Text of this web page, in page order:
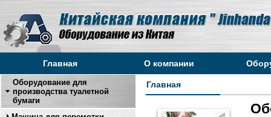
Главная О компании
Главная
Оборудование для
производства туалетной
бумаги